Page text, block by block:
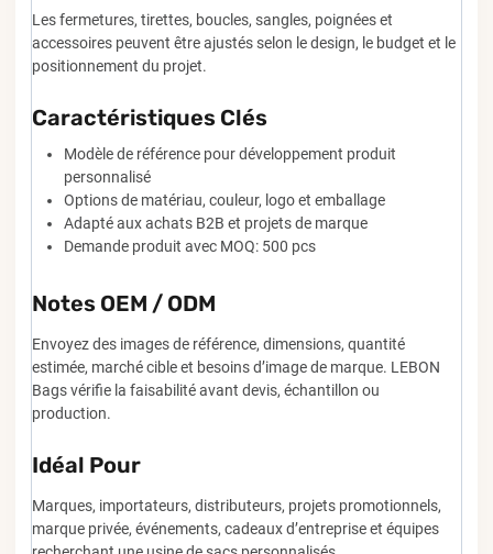
Les fermetures, tirettes, boucles, sangles, poignées et
accessoires peuvent être ajustés selon le design, le budget et le
positionnement du projet.
Caractéristiques Clés
Modèle de référence pour développement produit
personnalisé
Options de matériau, couleur, logo et emballage
Adapté aux achats B2B et projets de marque
Demande produit avec MOQ: 500 pcs
Notes OEM / ODM
Envoyez des images de référence, dimensions, quantité
estimée, marché cible et besoins d’image de marque. LEBON
Bags vérifie la faisabilité avant devis, échantillon ou
production.
Idéal Pour
Marques, importateurs, distributeurs, projets promotionnels,
marque privée, événements, cadeaux d’entreprise et équipes